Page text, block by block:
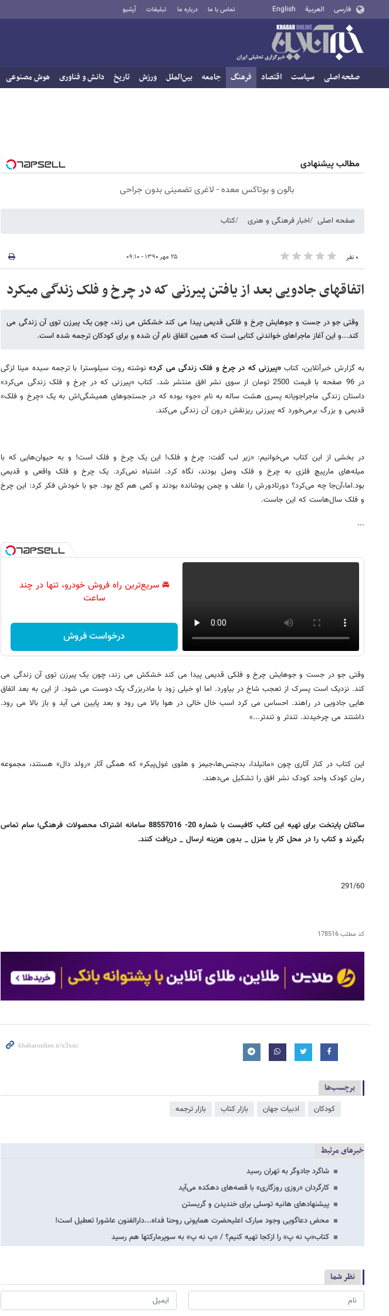
فارسی العربية English تماس با ما درباره ما تبلیغات آرشیو
صفحه اصلی سیاست اقتصاد فرهنگ جامعه بین‌الملل ورزش تاریخ دانش و فناوری هوش مصنوعی
مطالب پیشنهادی
بالون و بوتاکس معده - لاغری تضمینی بدون جراحی
صفحه اصلی اخبار فرهنگی و هنری کتاب
۰ نفر ۲۵ مهر ۱۳۹۰ - ۰۹:۱۰
اتفاق​های جادویی بعد از یافتن پیرزنی که در چرخ و فلک زندگی می​کرد
وقتی جو در جست و جوهایش چرخ و فلکی قدیمی پیدا می کند خشکش می زند، چون یک پیرزن توی آن زندگی می
کند...و این آغاز ماجراهای خواندنی کتابی است که همین اتفاق نام آن شده و برای کودکان ترجمه شده است.
به گزارش خبرآنلاین، کتاب«پیرزنی که در چرخ و فلک زندگی می کرد»نوشته روت سیلوسترا با ترجمه سیده مینا لزگی
در 96 صفحه با قیمت 2500 تومان از سوی نشر افق منتشر شد. کتاب «پیرزنی که در چرخ و فلک زندگی می‌کرد»
داستان زندگی ماجراجویانه پسری هشت ساله به نام «جو» بوده که در جستجو‌های همیشگی‌اش به یک «چرخ و فلک»
قدیمی و بزرگ برمی‌خورد که پیرزنی ریز‌نقش درون آن زندگی می‌کند.
در بخشی از این کتاب می‌خوانیم: «زیر لب گفت: چرخ و فلک! این یک چرخ و فلک است! و به حیوان‌هایی که با
میله‌های مارپیچ فلزی به چرخ و فلک وصل بودند، نگاه کرد. اشتباه نمی‌کرد. یک چرخ و فلک واقعی و قدیمی
بود.اما،آن‌جا چه می‌کرد؟ دورتادورش را علف و چمن پوشانده بودند و کمی هم کج بود. جو با خودش فکر کرد: این چرخ
و فلک سال‌هاست که این جاست.
...
🚘 سریع‌ترین راه فروش خودرو، تنها در چند
ساعت
درخواست فروش
وقتی جو در جست و جوهایش چرخ و فلکی قدیمی پیدا می کند خشکش می زند، چون یک پیرزن توی آن زندگی می
کند. نزدیک است پسرک از تعجب شاخ در بیاورد. اما او خیلی زود با مادربزرگ پک دوست می شود. از این به بعد اتفاق
هایی جادویی در راهند. احساس می کرد اسب خال خالی در هوا بالا می رود و بعد پایین می آید و باز بالا می رود.
داشتند می چرخیدند. تندتر و تندتر...»
این کتاب در کنار آثاری چون «ماتیلدا، بدجنس‌ها،جیمز و هلوی غول‌پیکر» که همگی آثار «رولد دال» هستند، مجموعه
رمان کودک واحد کودک نشر افق را تشکیل می‌دهند.
ساکنان پایتخت برای تهیه این کتاب‌‌‌ کافیست با شماره 20- 88557016 سامانه اشتراک محصولات فرهنگی؛ سام تماس
بگیرند و کتاب را در محل کار یا منزل _ بدون هزینه ارسال _ دریافت کنند.
291/60
کد مطلب178516
برچسب‌ها
کودکان ادبیات جهان بازار کتاب بازار ترجمه
خبرهای مرتبط
شاگرد جادوگر به تهران رسید
کارگردان «روزی روزگاری» با قصه‌های دهکده می‌آید
پیشنهادهای هانیه توسلی برای خندیدن و گریستن
محض دعاگویی وجود مبارک اعلیحضرت همایونی روحنا فداه...دارالفنون عاشورا تعطیل است!
کتاب«پ نه پ» را ازکجا تهیه کنیم؟ / «پ نه پ» به سوپرمارکت​ها هم رسید
نظر شما